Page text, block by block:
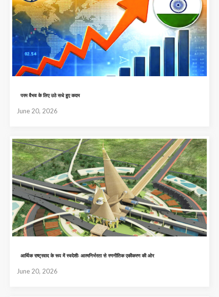
परम वैभव के लिए उठे सधे हुए कदम
June 20, 2026
आर्थिक राष्ट्रवाद के रूप में स्वदेशीः आत्मनिर्भरता से रणनीतिक एकीकरण की ओर
June 20, 2026